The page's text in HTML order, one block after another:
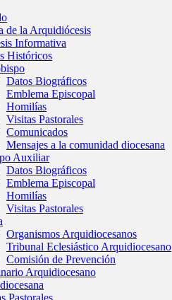
de la Arquidiócesis
Informativa
Históricos
Datos Biográficos
Emblema Episcopal
Homilías
Visitas Pastorales
Comunicados
Mensajes a la comunidad diocesana
Auxiliar
Datos Biográficos
Emblema Episcopal
Homilías
Visitas Pastorales
Organismos Arquidiocesanos
Tribunal Eclesiástico Arquidiocesano
Comisión de Prevención
Arquidiocesano
Pastorales